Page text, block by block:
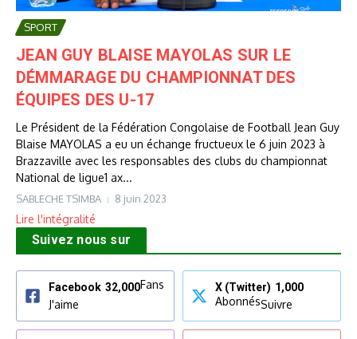
SPORT
JEAN GUY BLAISE MAYOLAS SUR LE
DÉMMARAGE DU CHAMPIONNAT DES
ÉQUIPES DES U-17
Le Président de la Fédération Congolaise de Football Jean Guy
Blaise MAYOLAS a eu un échange fructueux le 6 juin 2023 à
Brazzaville avec les responsables des clubs du championnat
National de ligue1 ax...
SABLECHE TSIMBA 8 juin 2023
Lire l'intégralité
Suivez nous sur
Facebook 32,000Fans
J'aime
X (Twitter) 1,000
AbonnésSuivre